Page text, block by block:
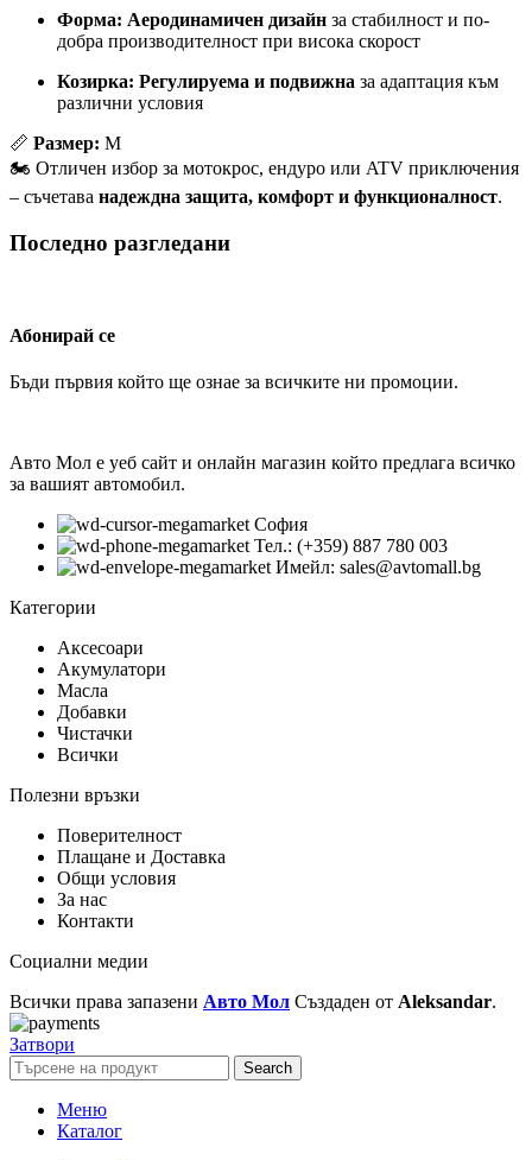
Форма: Аеродинамичен дизайн за стабилност и по-
добра производителност при висока скорост
Козирка: Регулируема и подвижна за адаптация към
различни условия
📏 Размер: M
🏍️ Отличен избор за мотокрос, ендуро или ATV приключения
– съчетава надеждна защита, комфорт и функционалност.
Последно разгледани
Абонирай се
Бъди първия който ще ознае за всичките ни промоции.
Авто Мол е уеб сайт и онлайн магазин който предлага всичко
за вашият автомобил.
София
Тел.: (+359) 887 780 003
Имейл: sales@avtomall.bg
Категории
Аксесоари
Акумулатори
Масла
Добавки
Чистачки
Всички
Полезни връзки
Поверителност
Плащане и Доставка
Общи условия
За нас
Контакти
Социални медии
Всички права запазени Авто Мол Създаден от Aleksandar.
Затвори
Search
Меню
Каталог